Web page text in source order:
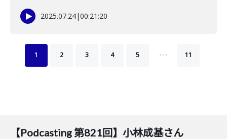
2025.07.24|00:21:20
1 2 3 4 5 … 11
【Podcasting 第821回】小林成基さん